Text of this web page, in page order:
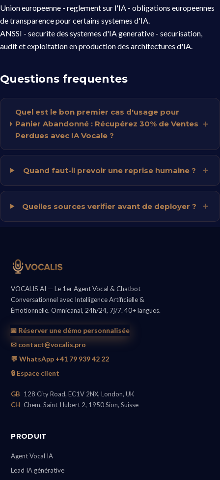
Union europeenne - reglement sur l'IA - obligations europeennes
de transparence pour certains systemes d'IA.
ANSSI - securite des systemes d'IA generative - securisation,
audit et exploitation en production des architectures d'IA.
Questions frequentes
Quel est le bon premier cas d'usage pour
Panier Abandonné : Récupérez 30% de Ventes
Perdues avec IA Vocale ?
Quand faut-il prevoir une reprise humaine ?
Quelles sources verifier avant de deployer ?
VOCALIS AI — Le 1er Agent Vocal & Chatbot
Conversationnel avec Intelligence Artificielle &
Émotionnelle. Omnicanal, 24h/24, 7j/7. 40+ langues.
📅 Réserver une démo personnalisée
✉ contact@vocalis.pro
💬 WhatsApp +41 79 939 42 22
🔒 Espace client
GB 128 City Road, EC1V 2NX, London, UK
CH Chem. Saint-Hubert 2, 1950 Sion, Suisse
PRODUIT
Agent Vocal IA
Lead IA générative